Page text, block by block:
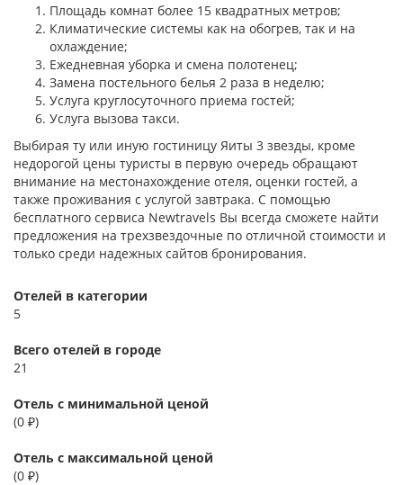
Площадь комнат более 15 квадратных метров;
Климатические системы как на обогрев, так и на
охлаждение;
Ежедневная уборка и смена полотенец;
Замена постельного белья 2 раза в неделю;
Услуга круглосуточного приема гостей;
Услуга вызова такси.
Выбирая ту или иную гостиницу Яиты 3 звезды, кроме
недорогой цены туристы в первую очередь обращают
внимание на местонахождение отеля, оценки гостей, а
также проживания с услугой завтрака. С помощью
бесплатного сервиса Newtravels Вы всегда сможете найти
предложения на трехзвездочные по отличной стоимости и
только среди надежных сайтов бронирования.
Отелей в категории
5
Всего отелей в городе
21
Отель с минимальной ценой
(0 ₽)
Отель с максимальной ценой
(0 ₽)